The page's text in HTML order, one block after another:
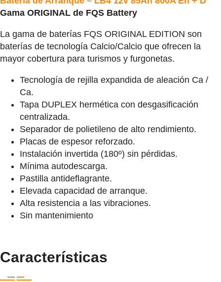
Gama ORIGINAL de FQS Battery
La gama de baterías FQS ORIGINAL EDITION son
baterías de tecnología Calcio/Calcio que ofrecen la
mayor cobertura para turismos y furgonetas.
Tecnología de rejilla expandida de aleación Ca /
Ca.
Tapa DUPLEX hermética con desgasificación
centralizada.
Separador de polietileno de alto rendimiento.
Placas de espesor reforzado.
Instalación invertida (180º) sin pérdidas.
Mínima autodescarga.
Pastilla antideflagrante.
Elevada capacidad de arranque.
Alta resistencia a las vibraciones.
Sin mantenimiento
Características